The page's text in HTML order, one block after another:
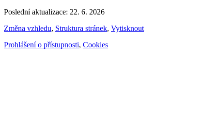
Poslední aktualizace: 22. 6. 2026
Změna vzhledu, Struktura stránek, Vytisknout
Prohlášení o přístupnosti, Cookies